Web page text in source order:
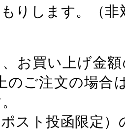
りします。（非
お買い上げ金
のご注文の場合
スト投函限定